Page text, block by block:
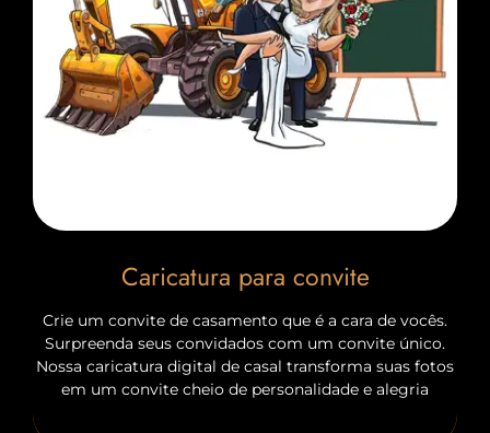
Caricatura para convite
Crie um convite de casamento que é a cara de vocês.
Surpreenda seus convidados com um convite único.
Nossa caricatura digital de casal transforma suas fotos
em um convite cheio de personalidade e alegria